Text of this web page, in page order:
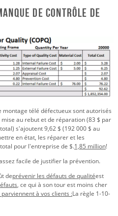
de contrôle de
montage télé défectueux sont autorisés
au rebut et de réparation (83 $ par
s'ajoutent 9,62 $ (192 000 $ au
en état, les réparer et les
pour l'entreprise de $.1,85 million!
facile de justifier la prévention.
deprévenir les défauts de qualitéest
, ce qui à son tour est moins cher
à vos clients :La règle 1-10-